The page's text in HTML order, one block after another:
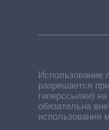
Использование
разрешается
гиперссылки)
обязательна
использования